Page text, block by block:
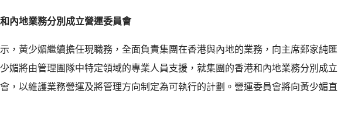
內地業務分別成立營運委員會
，黃少媚繼續擔任現職務，全面負責集團在香港與內地的業務，向主席鄭家純匯
媚將由管理團隊中特定領域的專業人員支援，就集團的香港和內地業務分別成立
，以維護業務營運及將管理方向制定為可執行的計劃。營運委員會將向黃少媚直